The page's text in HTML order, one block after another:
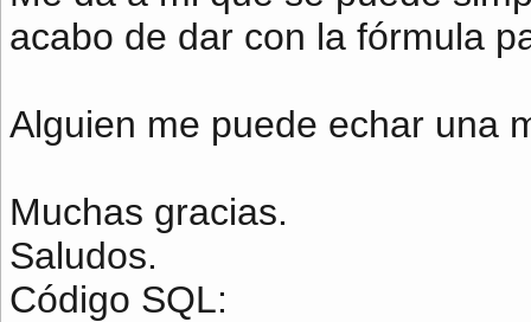
acabo de dar con la fórmula
Alguien me puede echar una
Muchas gracias.
Saludos.
Código SQL: